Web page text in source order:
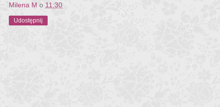
Milena M o 11:30
Udostępnij